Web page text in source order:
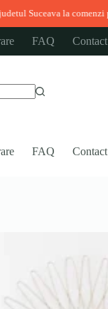
peste 3.000 lei ◆
FAQ Contact
FAQ Contact